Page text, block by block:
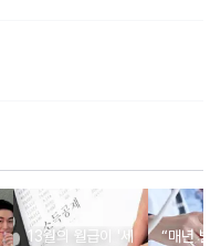
13월의 월급이 '세
“매년 받